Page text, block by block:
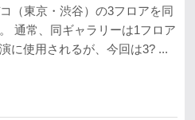
（東京・渋谷）の3フロアを同
通常、同ギャラリーは1フロア
に使用されるが、今回は3? ...